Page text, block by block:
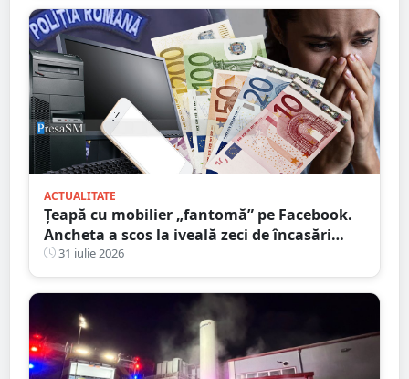
ACTUALITATE
Țeapă cu mobilier „fantomă” pe Facebook.
Ancheta a scos la iveală zeci de încasări
suspecte în conturile femeii condamnate
31 iulie 2026